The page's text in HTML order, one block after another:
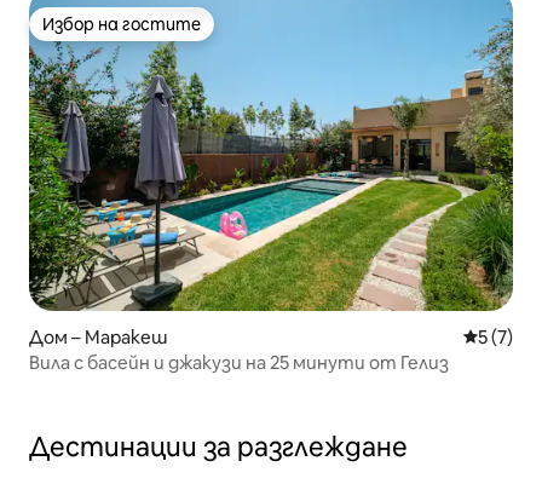
Избор на гостите
Избор на гостите
Дом – Маракеш Средна
5 (7)
Вила с басейн и джакузи на 25 минути от Гелиз
Дестинации за разглеждане